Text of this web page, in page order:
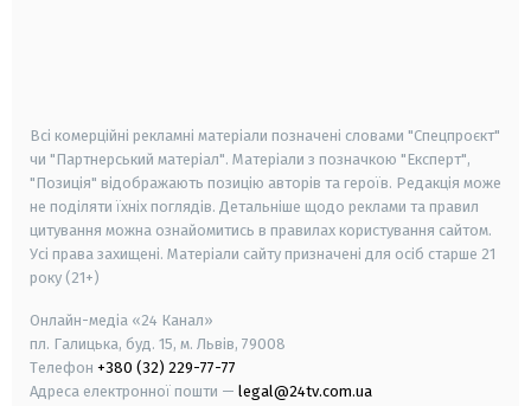
Всі комерційні рекламні матеріали позначені словами "Спецпроєкт"
чи "Партнерський матеріал". Матеріали з позначкою "Експерт",
"Позиція" відображають позицію авторів та героїв. Редакція може
не поділяти їхніх поглядів. Детальніше щодо реклами та правил
цитування можна ознайомитись в правилах користування сайтом.
Усі права захищені. Матеріали сайту призначені для осіб старше 21
року (21+)
Онлайн-медіа «24 Канал»
пл. Галицька, буд. 15, м. Львів, 79008
Телефон +380 (32) 229-77-77
Адреса електронної пошти — legal@24tv.com.ua